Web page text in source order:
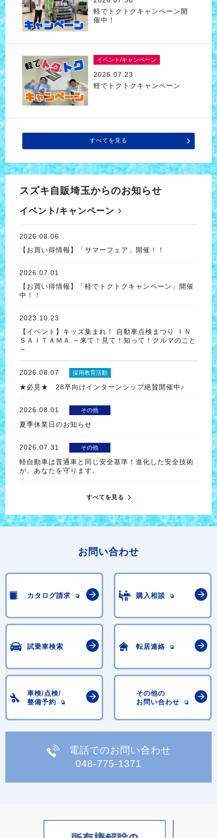
軽でトクトクキャンペーン開
催中！
イベント/キャンペーン
2026.07.23
軽でトクトクキャンペーン
すべてを見る
スズキ自販埼玉からのお知らせ
イベント/キャンペーン
2026.08.06
【お買い得情報】「サマーフェア」開催！！
2026.07.01
【お買い得情報】「軽でトクトクキャンペーン」開催
中！！
2023.10.23
【イベント】キッズ集まれ！ 自動車点検まつり ＩＮ
ＳＡＩＴＡＭＡ ～来て！見て！知って！クルマのこと
～
2026.08.07 採用教育活動
★必見★ 28卒向けインターンシップ絶賛開催中♪
2026.08.01 その他
夏季休業日のお知らせ
2026.07.31 その他
軽自動車は普通車と同じ安全基準！進化した安全技術
が、あなたを守ります。
すべてを見る
お問い合わせ
カタログ請求 購入相談
試乗車検索 転居連絡
車検/点検/
整備予約
その他の
お問い合わせ
電話でのお問い合わせ
048-775-1371